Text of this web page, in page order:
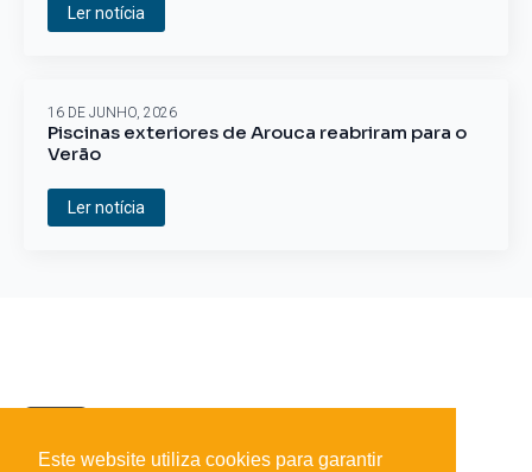
Ler notícia
Piscinas exteriores de Arouca reabriram para o
Verão
16 DE JUNHO, 2026
Ler notícia
Este website utiliza cookies para garantir